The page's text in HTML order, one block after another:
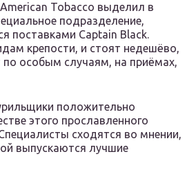
Tobacco выделил в
подразделение,
поставками Captain Black.
крепости, и стоят недешёво,
по особым случаям, на приёмах,
положительно
этого прославленного
сходятся во мнении,
выпускаются лучшие